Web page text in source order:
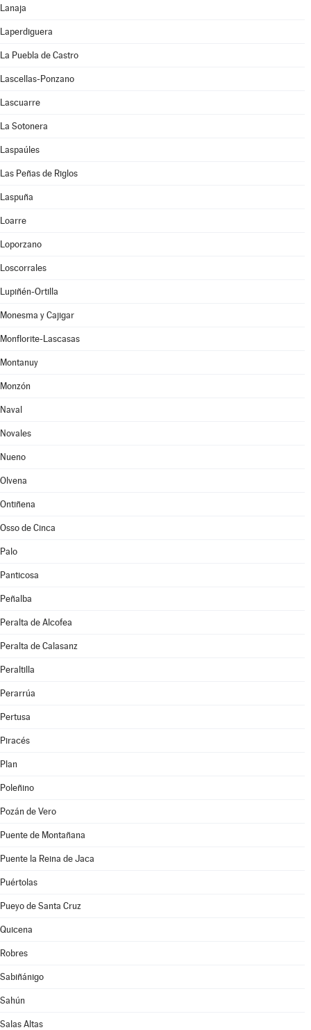
Lanaja
Laperdiguera
La Puebla de Castro
Lascellas-Ponzano
Lascuarre
La Sotonera
Laspaúles
Las Peñas de Riglos
Laspuña
Loarre
Loporzano
Loscorrales
Lupiñén-Ortilla
Monesma y Cajigar
Monflorite-Lascasas
Montanuy
Monzón
Naval
Novales
Nueno
Olvena
Ontiñena
Osso de Cinca
Palo
Panticosa
Peñalba
Peralta de Alcofea
Peralta de Calasanz
Peraltilla
Perarrúa
Pertusa
Piracés
Plan
Poleñino
Pozán de Vero
Puente de Montañana
Puente la Reina de Jaca
Puértolas
Pueyo de Santa Cruz
Quicena
Robres
Sabiñánigo
Sahún
Salas Altas